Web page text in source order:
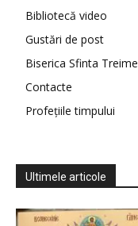
Bibliotecă video
Gustări de post
Biserica Sfinta Treime
Contacte
Profețiile timpului
Ultimele articole